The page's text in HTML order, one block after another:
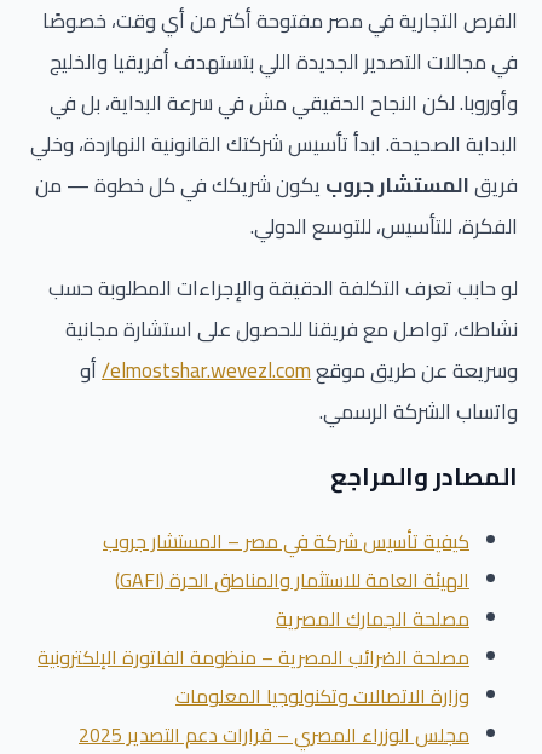
الفرص التجارية في مصر مفتوحة أكتر من أي وقت، خصوصًا
في مجالات التصدير الجديدة اللي بتستهدف أفريقيا والخليج
وأوروبا. لكن النجاح الحقيقي مش في سرعة البداية، بل في
البداية الصحيحة. ابدأ تأسيس شركتك القانونية النهاردة، وخلي
فريقالمستشار جروبيكون شريكك في كل خطوة — من
الفكرة، للتأسيس، للتوسع الدولي.
لو حابب تعرف التكلفة الدقيقة والإجراءات المطلوبة حسب
نشاطك، تواصل مع فريقنا للحصول على استشارة مجانية
وسريعة عن طريق موقعelmostshar.wevezl.com/ أو
واتساب الشركة الرسمي.
المصادر والمراجع
كيفية تأسيس شركة في مصر – المستشار جروب
الهيئة العامة للاستثمار والمناطق الحرة (GAFI)
مصلحة الجمارك المصرية
مصلحة الضرائب المصرية – منظومة الفاتورة الإلكترونية
وزارة الاتصالات وتكنولوجيا المعلومات
مجلس الوزراء المصري – قرارات دعم التصدير 2025